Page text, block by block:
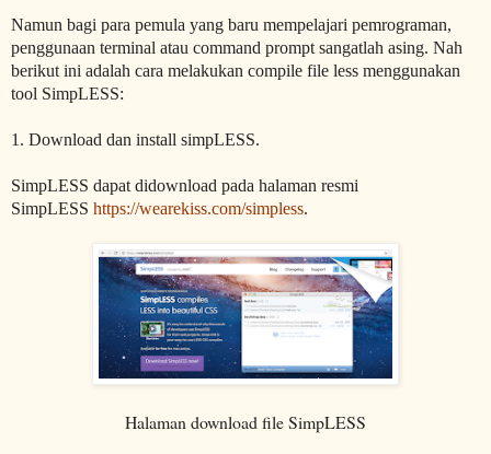
Namun bagi para pemula yang baru mempelajari pemrograman,
penggunaan terminal atau command prompt sangatlah asing. Nah
berikut ini adalah cara melakukan compile file less menggunakan
tool SimpLESS:
1. Download dan install simpLESS.
SimpLESS dapat didownload pada halaman resmi
SimpLESS https://wearekiss.com/simpless.
Halaman download file SimpLESS